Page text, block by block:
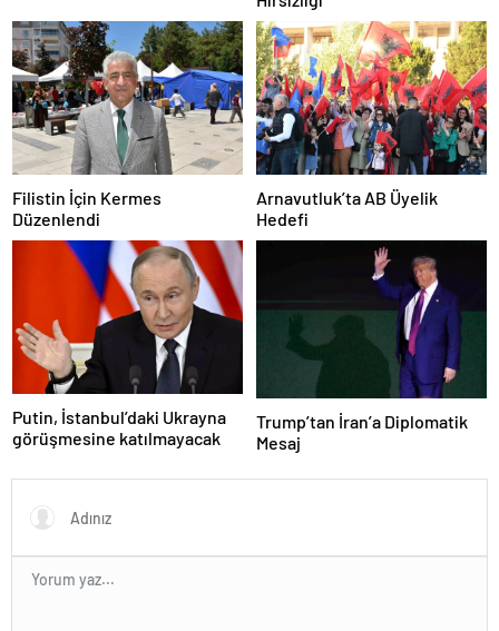
Filistin İçin Kermes
Düzenlendi
Arnavutluk’ta AB Üyelik
Hedefi
Putin, İstanbul’daki Ukrayna
görüşmesine katılmayacak
Trump’tan İran’a Diplomatik
Mesaj